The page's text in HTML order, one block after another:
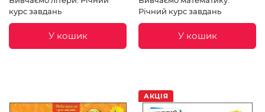
курс завдань
У кошик
Річний курс завдань
У кошик
АКЦІЯ